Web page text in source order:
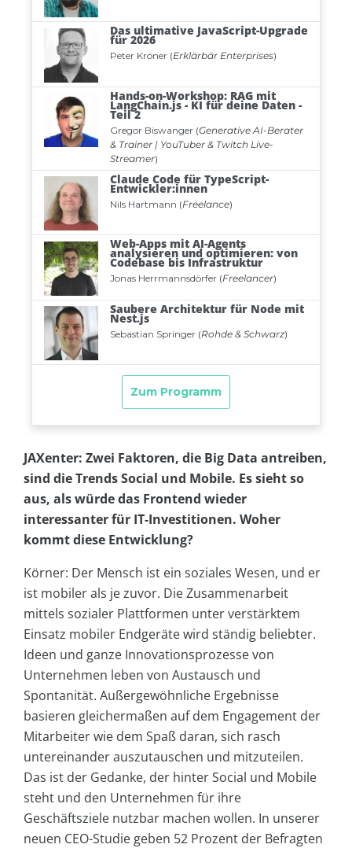
JAXenter: Zwei Faktoren, die Big Data antreiben,
sind die Trends Social und Mobile. Es sieht so
aus, als würde das Frontend wieder
interessanter für IT-Investitionen. Woher
kommt diese Entwicklung?
Körner: Der Mensch ist ein soziales Wesen, und er
ist mobiler als je zuvor. Die Zusammenarbeit
mittels sozialer Plattformen unter verstärktem
Einsatz mobiler Endgeräte wird ständig beliebter.
Ideen und ganze Innovationsprozesse von
Unternehmen leben von Austausch und
Spontanität. Außergewöhnliche Ergebnisse
basieren gleichermaßen auf dem Engagement der
Mitarbeiter wie dem Spaß daran, sich rasch
untereinander auszutauschen und mitzuteilen.
Das ist der Gedanke, der hinter Social und Mobile
steht und den Unternehmen für ihre
Geschäftsziele nutzbar machen wollen. In unserer
neuen CEO-Studie geben 52 Prozent der Befragten